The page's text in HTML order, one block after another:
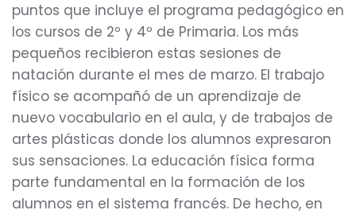
puntos que incluye el programa pedagógico en
los cursos de 2º y 4º de Primaria. Los más
pequeños recibieron estas sesiones de
natación durante el mes de marzo. El trabajo
físico se acompañó de un aprendizaje de
nuevo vocabulario en el aula, y de trabajos de
artes plásticas donde los alumnos expresaron
sus sensaciones. La educación física forma
parte fundamental en la formación de los
alumnos en el sistema francés. De hecho, en